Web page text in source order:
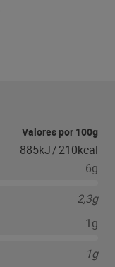
Valores por 100g
885kJ/210kcal
6g
2,3g
1g
1g